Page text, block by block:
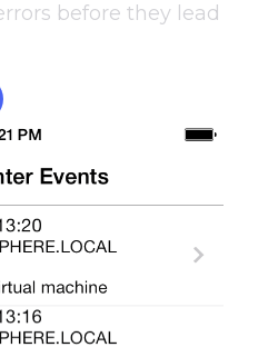
before they lead